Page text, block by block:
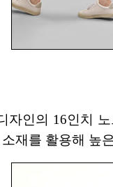
자인의 16인치
재를 활용해 높